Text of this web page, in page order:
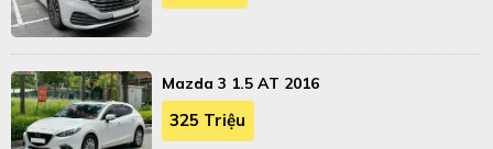
Mazda 3 1.5 AT 2016
325 Triệu